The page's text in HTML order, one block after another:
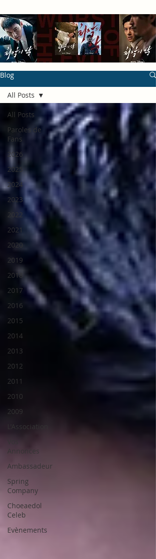
Blog
All Posts
Paroles de
Fans
2026
2025
2024
2023
2022
2021
2020
2019
2018
2017
2016
2015
2014
2013
2012
2011
2010
2009
L'Association
Annonces
Ambassadeur
Spring
Company
Choeaedol
Celeb
Evènements
All Posts